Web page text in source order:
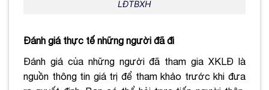
LĐTBXH
Đánh giá thực tế những người đã đi
Đánh giá của những người đã tham gia XKLĐ là
nguồn thông tin giá trị để tham khảo trước khi đưa